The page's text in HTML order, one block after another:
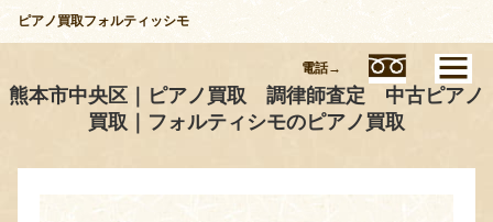
ピアノ買取フォルティッシモ
熊本市中央区｜ピアノ買取 調律師査定 中古ピアノ
買取｜フォルティシモのピアノ買取
電話→